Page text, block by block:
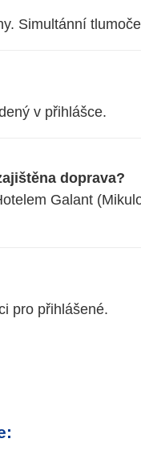
Simultánní
v přihlášce.
doprava?
Galant
pro přihlášené.